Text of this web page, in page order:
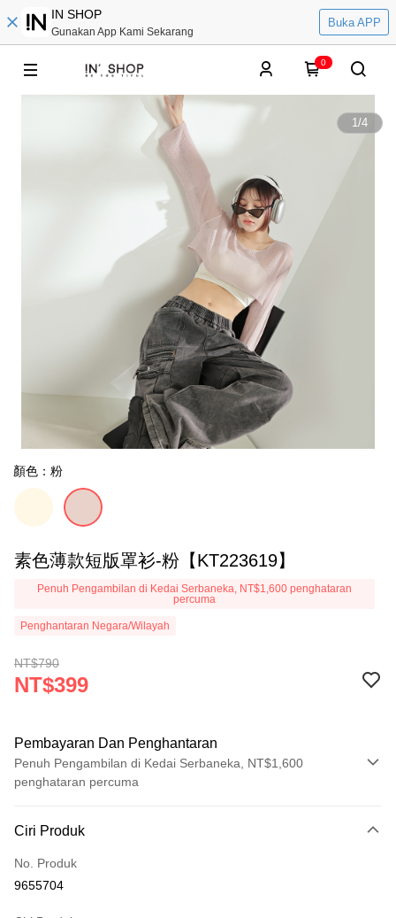
IN SHOP
Gunakan App Kami Sekarang
Buka APP
0
1/4
顏色：粉
素色薄款短版罩衫-粉【KT223619】
Penuh Pengambilan di Kedai Serbaneka, NT$1,600 penghataran
percuma
Penghantaran Negara/Wilayah
NT$790
NT$399
Pembayaran Dan Penghantaran
Penuh Pengambilan di Kedai Serbaneka, NT$1,600
penghataran percuma
Kad Kredit (Bayaran Penuh)
Pengambilan di Kedai Serbaneka
Ciri Produk
No. Produk
9655704